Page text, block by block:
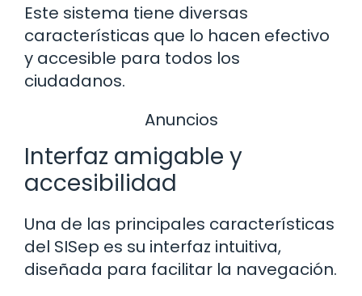
Este sistema tiene diversas
características que lo hacen efectivo
y accesible para todos los
ciudadanos.
Anuncios
Interfaz amigable y
accesibilidad
Una de las principales características
del SISep es su interfaz intuitiva,
diseñada para facilitar la navegación.